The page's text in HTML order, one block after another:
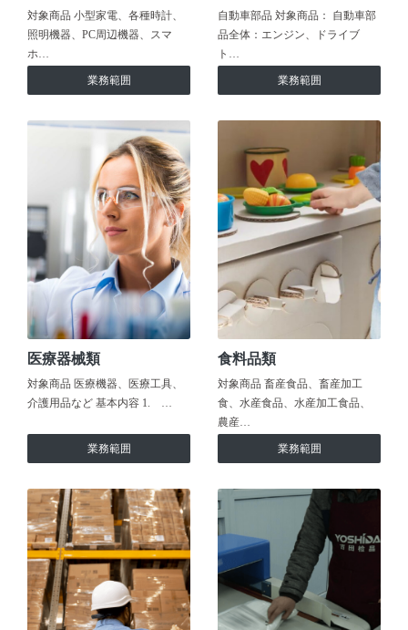
対象商品 小型家電、各種時計、
照明機器、PC周辺機器、スマ
ホ…
業務範囲
自動車部品 対象商品： 自動車部
品全体：エンジン、ドライブ
ト…
業務範囲
医療器械類
対象商品 医療機器、医療工具、
介護用品など 基本内容 1. …
業務範囲
食料品類
対象商品 畜産食品、畜産加工
食、水産食品、水産加工食品、
農産…
業務範囲